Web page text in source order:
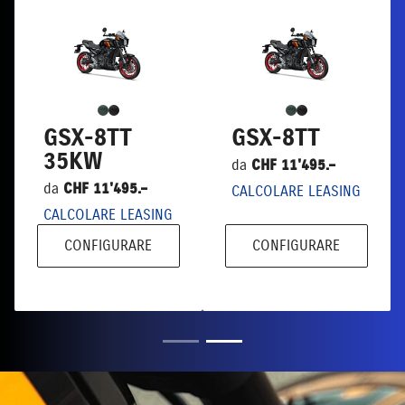
GSX-8TT
35KW
da CHF 11'495.–
CALCOLARE LEASING
CONFIGURARE
GSX-8TT
da CHF 11'495.–
CALCOLARE LEASING
CONFIGURARE